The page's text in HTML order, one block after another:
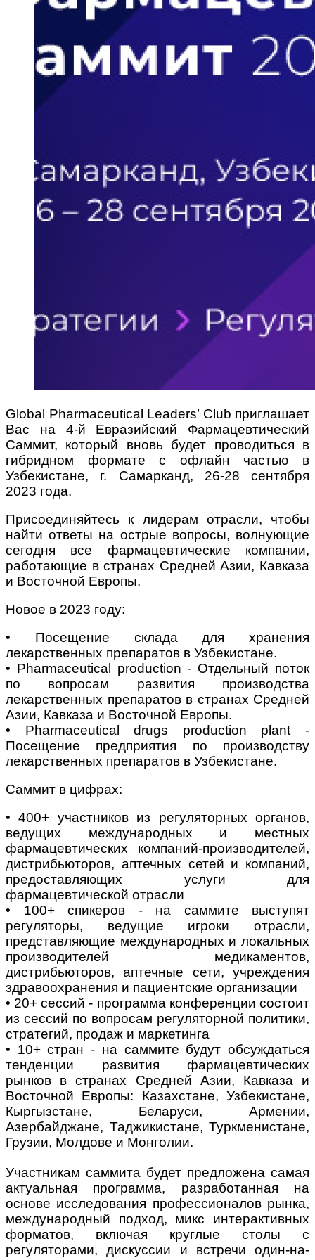
Global Pharmaceutical Leaders’ Club приглашает
Вас на 4-й Евразийский Фармацевтический
Саммит, который вновь будет проводиться в
гибридном формате с офлайн частью в
Узбекистане, г. Самарканд, 26-28 сентября
2023 года.
Присоединяйтесь к лидерам отрасли, чтобы
найти ответы на острые вопросы, волнующие
сегодня все фармацевтические компании,
работающие в странах Средней Азии, Кавказа
и Восточной Европы.
Новое в 2023 году:
• Посещение склада для хранения
лекарственных препаратов в Узбекистане.
• Pharmaceutical production - Отдельный поток
по вопросам развития производства
лекарственных препаратов в странах Средней
Азии, Кавказа и Восточной Европы.
• Pharmaceutical drugs production plant -
Посещение предприятия по производству
лекарственных препаратов в Узбекистане.
Саммит в цифрах:
• 400+ участников из регуляторных органов,
ведущих международных и местных
фармацевтических компаний-производителей,
дистрибьюторов, аптечных сетей и компаний,
предоставляющих услуги для
фармацевтической отрасли
• 100+ спикеров - на саммите выступят
регуляторы, ведущие игроки отрасли,
представляющие международных и локальных
производителей медикаментов,
дистрибьюторов, аптечные сети, учреждения
здравоохранения и пациентские организации
• 20+ сессий - программа конференции состоит
из сессий по вопросам регуляторной политики,
стратегий, продаж и маркетинга
• 10+ стран - на саммите будут обсуждаться
тенденции развития фармацевтических
рынков в странах Средней Азии, Кавказа и
Восточной Европы: Казахстане, Узбекистане,
Кыргызстане, Беларуси, Армении,
Азербайджане, Таджикистане, Туркменистане,
Грузии, Молдове и Монголии.
Участникам саммита будет предложена самая
актуальная программа, разработанная на
основе исследования профессионалов рынка,
международный подход, микс интерактивных
форматов, включая круглые столы с
регуляторами, дискуссии и встречи один-на-